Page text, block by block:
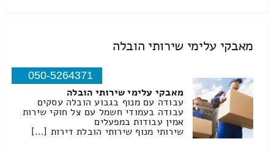
מאבקי עלימי שירותי הובלה
050-5264371
מאבקי עלימי שירותי הובלה
עבודה עם מנוף בגבוע הובלה עסקים
עבודה בעמודי חשמל עם צל חוקי שירות
אמין עבודות במפעלים
שירותי מנוף שירותי הובלת דירות […]